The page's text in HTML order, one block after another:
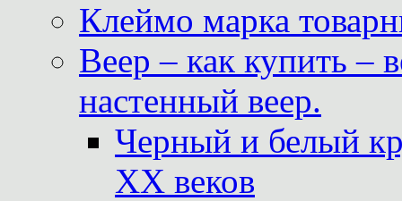
Клеймо марка
Веер – как купить –
настенный веер.
Черный и белый
XX веков